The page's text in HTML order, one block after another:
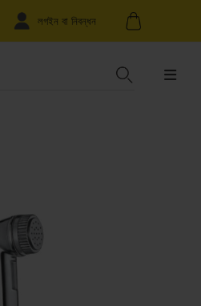
লগইন বা নিবন্ধন